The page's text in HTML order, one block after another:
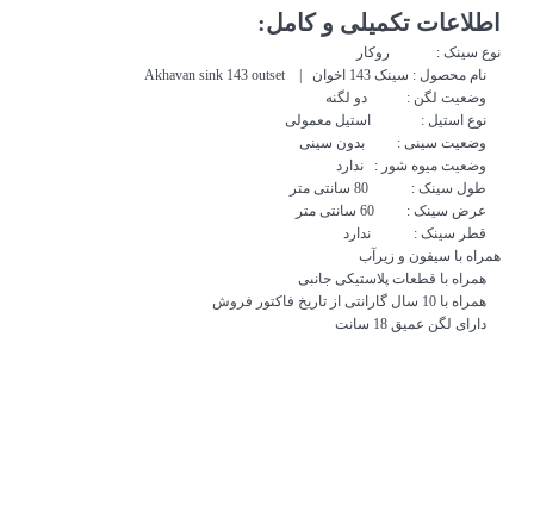
اطلاعات تکمیلی و کامل:
نوع سینک: روکار
نام محصول : سینک143 اخوان | Akhavan sink 143 outset
وضعیت لگن : دو لگنه
نوع استیل : استیل معمولی
وضعیت سینی : بدون سینی
وضعیت میوه شور : ندارد
طول سینک: 80 سانتی متر
عرض سینک: 60 سانتی متر
قطر سینک: ندارد
همراه با سیفون و زیرآب
همراه با قطعات پلاستیکی جانبی
همراه با 10 سال گارانتی از تاریخ فاکتور فروش
دارای لگن عمیق 18 سانت